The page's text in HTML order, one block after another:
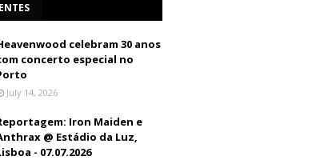
celebram 30 anos
concerto especial no
July 14, 2026
Iron Maiden e
@ Estádio da Luz,
- 07.07.2026